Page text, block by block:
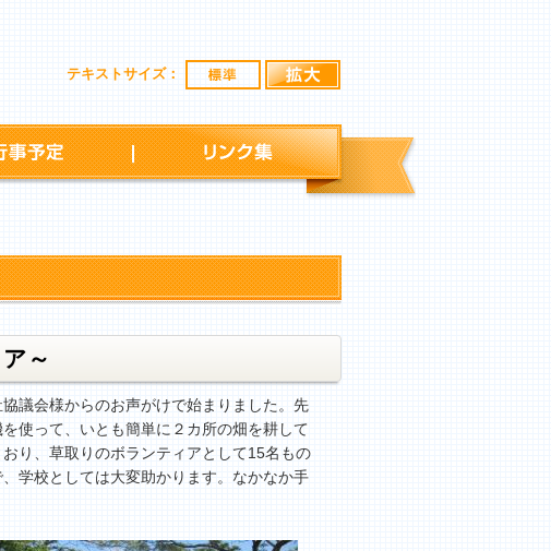
テキストサイズ： 標準
行事予定 リンク集
～
議会様からのお声がけで始まりました。先
使って、いとも簡単に２カ所の畑を耕して
り、草取りのボランティアとして15名もの
学校としては大変助かります。なかなか手